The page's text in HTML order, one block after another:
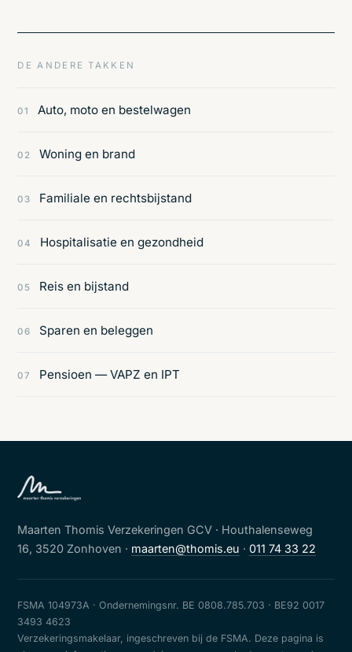
DE ANDERE TAKKEN
01 Auto, moto en bestelwagen
02 Woning en brand
03 Familiale en rechtsbijstand
04 Hospitalisatie en gezondheid
05 Reis en bijstand
06 Sparen en beleggen
07 Pensioen — VAPZ en IPT
Maarten Thomis Verzekeringen GCV · Houthalenseweg
16, 3520 Zonhoven · maarten@thomis.eu ·011 74 33 22
FSMA 104973A · Ondernemingsnr. BE 0808.785.703 · BE92 0017
3493 4623
Verzekeringsmakelaar, ingeschreven bij de FSMA. Deze pagina is